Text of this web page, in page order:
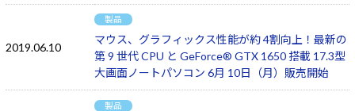
2019.06.10
製品
マウス、グラフィックス性能が約 4割向上！最新の
第 9 世代 CPU と GeForce® GTX 1650 搭載 17.3型
大画面ノートパソコン 6月 10日（月）販売開始
製品